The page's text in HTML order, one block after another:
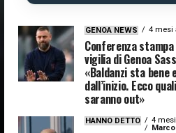
GENOA NEWS 4 mesi
Conferenza
vigilia di Genoa
«Baldanzi sta bene
dall’inizio. Ecco
saranno out»
HANNO DETTO
4